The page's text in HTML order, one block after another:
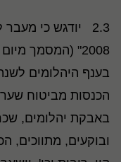
2.3 יודגש כי
הכנסות מביטוח
באבקת יהלומים,
ובוקעים, מתווכים,